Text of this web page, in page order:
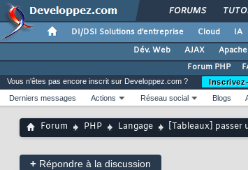
FORUMS
DI/DSI Solutions d'entreprise Cloud IA
Dév. Web
AJAX Apache
Forum PHP
Vous n'êtes pas encore inscrit sur Developpez.com ?
Derniers messages
Actions Réseau social Blogs
Forum PHP Langage [Tableaux] passer
+ Répondre à la discussion